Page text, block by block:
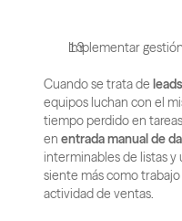
Implementar
Cuando se trata de
equipos luchan con el
tiempo perdido en
en entrada manual de
interminables de listas y
siente más como
actividad de ventas.